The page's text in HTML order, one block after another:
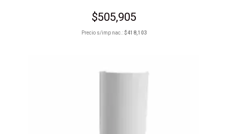
$505,905
Precio s/imp nac.:$418,103